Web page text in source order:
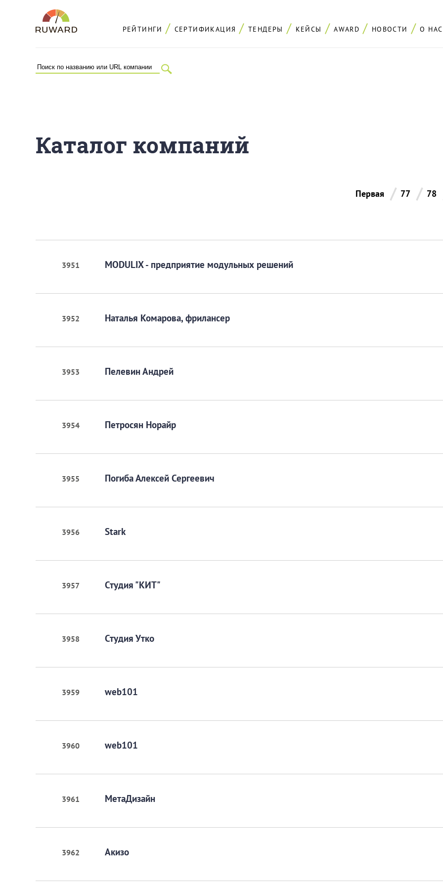
РЕЙТИНГИ СЕРТИФИКАЦИЯ ТЕНДЕРЫ КЕЙСЫ AWARD НОВОСТИ О НАС
Каталог компаний
Первая / 77 / 78
3951 MODULIX - предприятие модульных решений
3952 Наталья Комарова, фрилансер
3953 Пелевин Андрей
3954 Петросян Норайр
3955 Погиба Алексей Сергеевич
3956 Stark
3957 Студия "КИТ"
3958 Студия Утко
3959 web101
3960 web101
3961 МетаДизайн
3962 Акизо